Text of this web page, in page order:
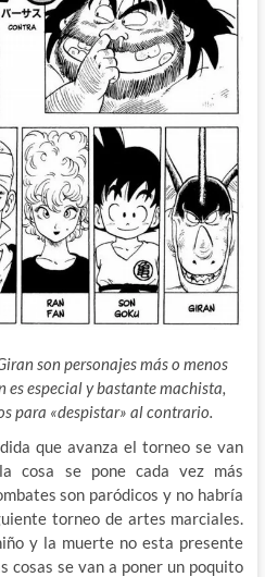
son personajes más o menos
es especial y bastante machista,
para «despistar» al contrario.
que avanza el torneo se van
cosa se pone cada vez más
son paródicos y no habría
torneo de artes marciales.
y la muerte no esta presente
cosas se van a poner un poquito